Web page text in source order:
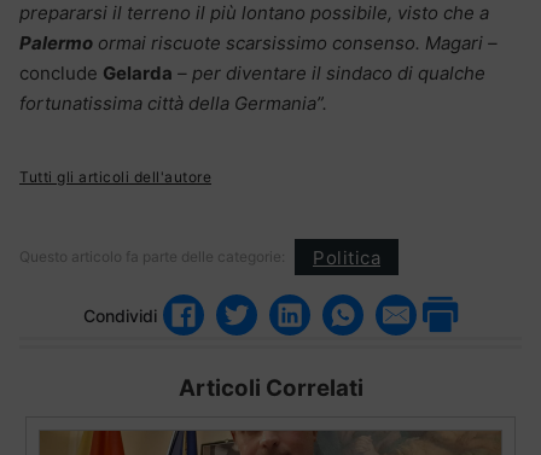
prepararsi il terreno il più lontano possibile, visto che a
Palermo ormai riscuote scarsissimo consenso. Magari –
conclude Gelarda – per diventare il sindaco di qualche
fortunatissima città della Germania”.
Tutti gli articoli dell'autore
Questo articolo fa parte delle categorie: Politica
Condividi
Articoli Correlati